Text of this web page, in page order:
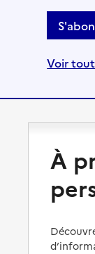
Voir
Perte
Préserver
À